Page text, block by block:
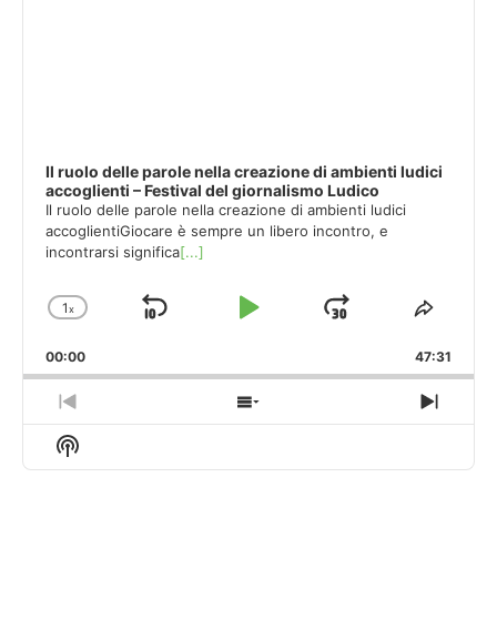
Il ruolo delle parole nella creazione di ambienti ludici
accoglienti – Festival del giornalismo Ludico
Il ruolo delle parole nella creazione di ambienti ludici
accoglientiGiocare è sempre un libero incontro, e
incontrarsi significa[...]
Change
Rate
1x
Skip
Play
Jump
Forward
Share
00:00 47:31
Previous
Episode
Show
Episodes
Next
Show
Podcast